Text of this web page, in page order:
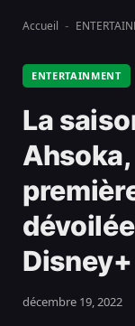
Accueil -
ENTERTAINMENT
La
Ahsoka,
décembre 19, 2022